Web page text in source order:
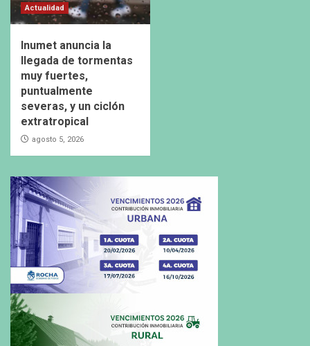
Actualidad
Inumet anuncia la
llegada de tormentas
muy fuertes,
puntualmente
severas, y un ciclón
extratropical
agosto 5, 2026